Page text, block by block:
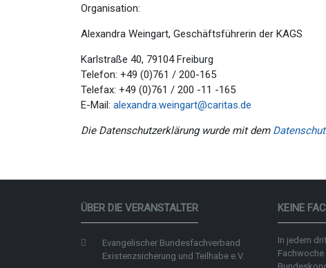
Organisation:
Alexandra Weingart, Geschäftsführerin der KAGS
Karlstraße 40, 79104 Freiburg
Telefon: +49 (0)761 / 200-165
Telefax: +49 (0)761 / 200 -11 -165
E-Mail: alexandra.weingart@caritas.de
Die Datenschutzerklärung wurde mit dem
ÜBER DIE VERANSTALTER
Evangelischer Bundesfachverband
Existenzsicherung und Teilhabe e.V.
KEINE
In jedem